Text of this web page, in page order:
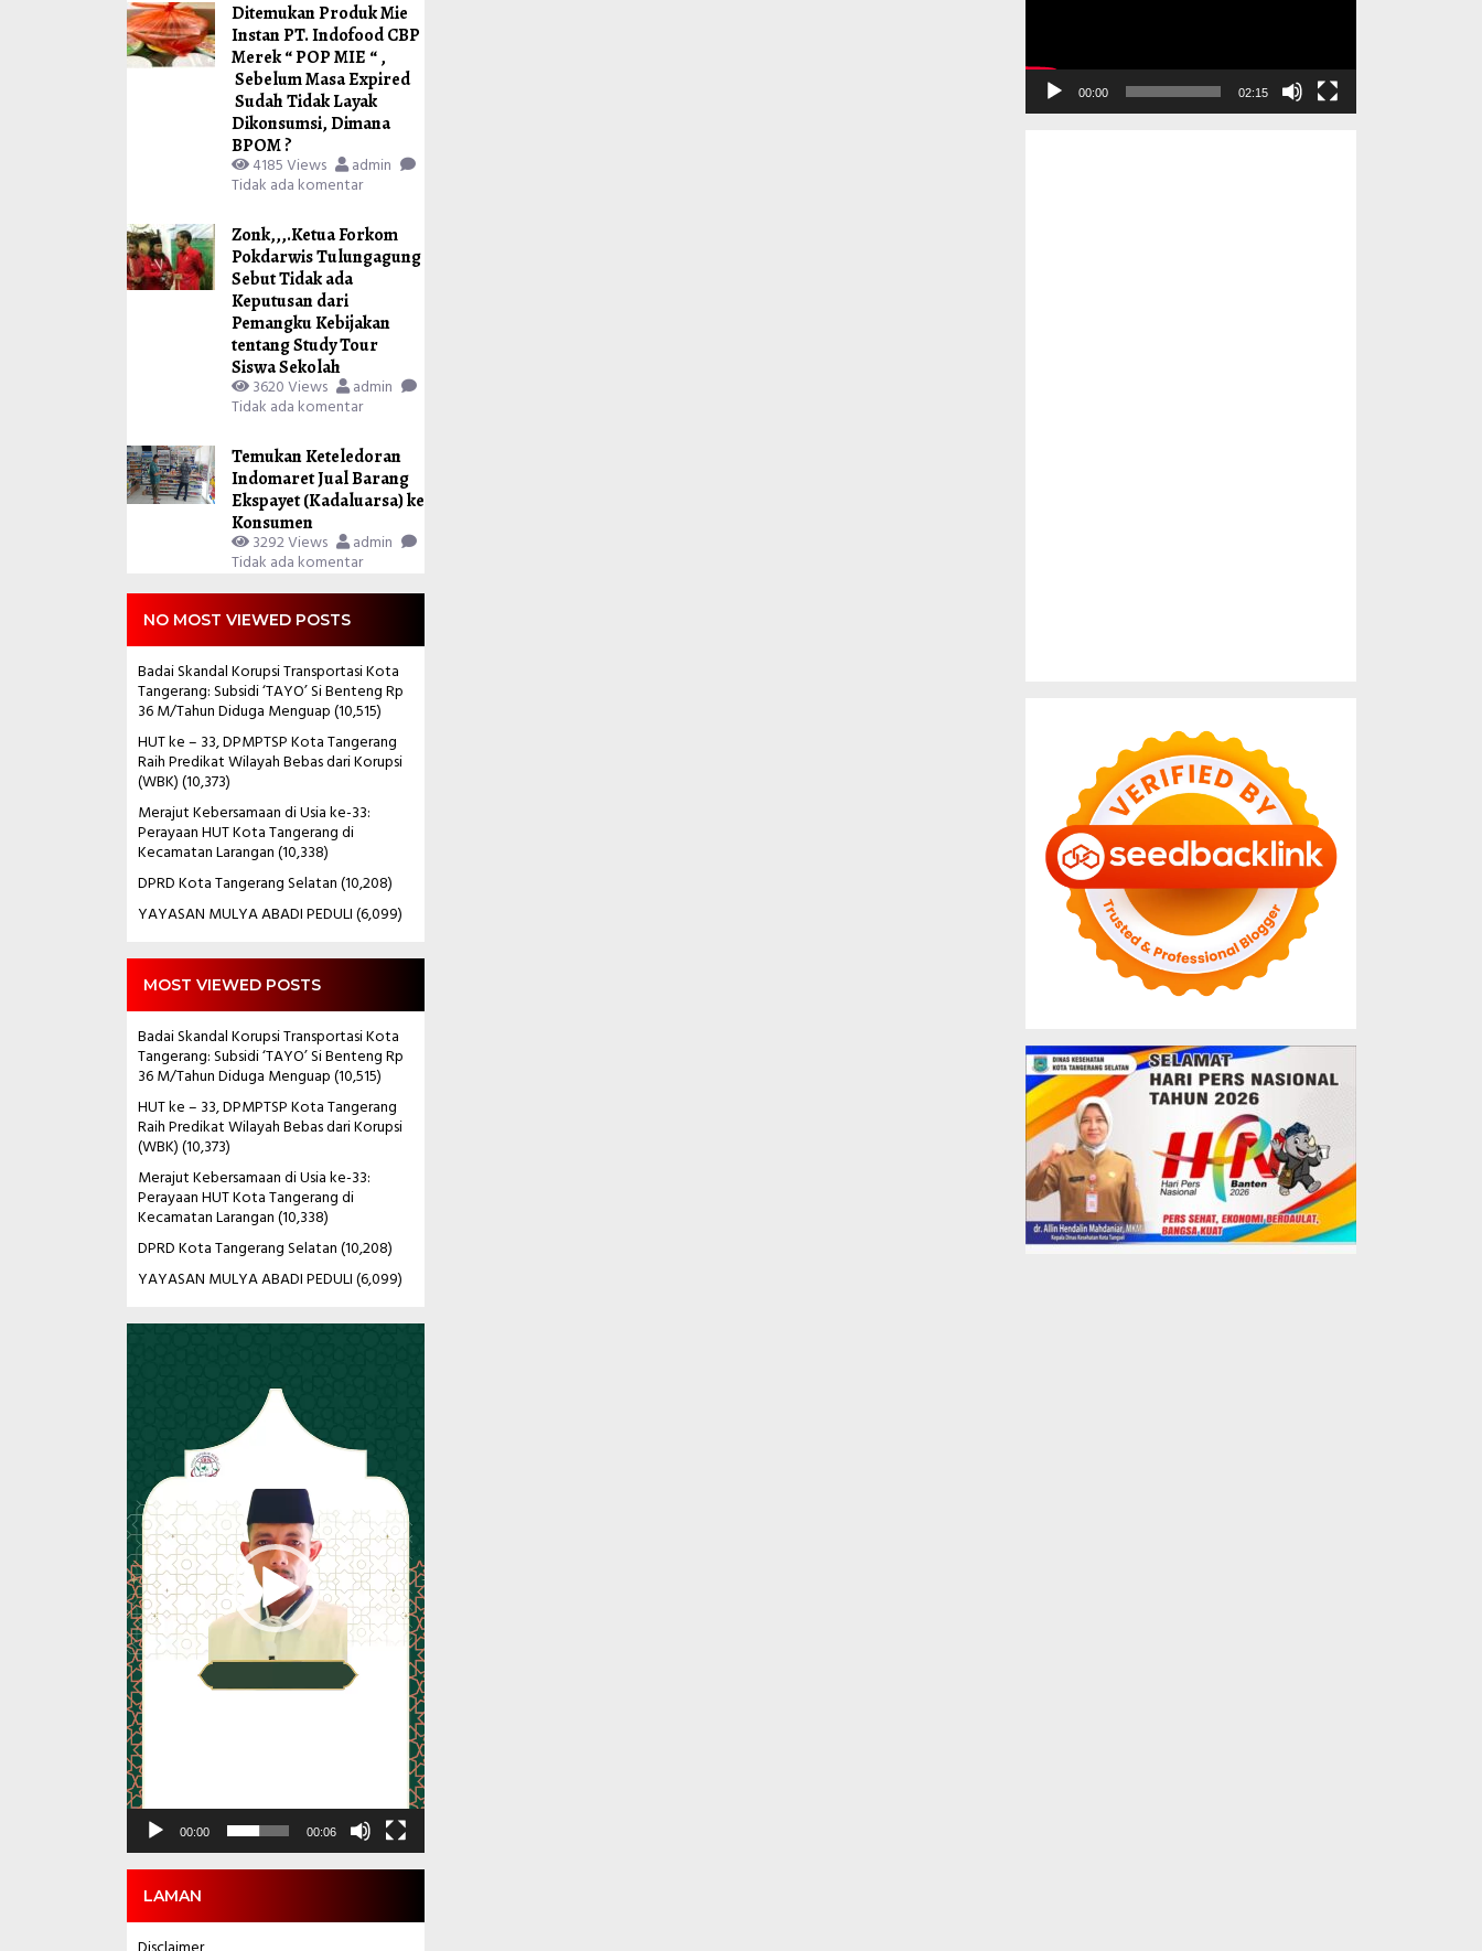
Ditemukan Produk Mie
Instan PT. Indofood CBP
Merek “ POP MIE “ ,
Sebelum Masa Expired
Sudah Tidak Layak
Dikonsumsi, Dimana
BPOM ?
4185 Views admin
Tidak ada komentar
Zonk,,,.Ketua Forkom
Pokdarwis Tulungagung
Sebut Tidak ada
Keputusan dari
Pemangku Kebijakan
tentang Study Tour
Siswa Sekolah
3620 Views admin
Tidak ada komentar
Temukan Keteledoran
Indomaret Jual Barang
Ekspayet (Kadaluarsa) ke
Konsumen
3292 Views admin
Tidak ada komentar
NO MOST VIEWED POSTS
Badai Skandal Korupsi Transportasi Kota
Tangerang: Subsidi ‘TAYO’ Si Benteng Rp
36 M/Tahun Diduga Menguap(10,515)
HUT ke – 33, DPMPTSP Kota Tangerang
Raih Predikat Wilayah Bebas dari Korupsi
(WBK)(10,373)
Merajut Kebersamaan di Usia ke-33:
Perayaan HUT Kota Tangerang di
Kecamatan Larangan(10,338)
DPRD Kota Tangerang Selatan(10,208)
YAYASAN MULYA ABADI PEDULI(6,099)
MOST VIEWED POSTS
Badai Skandal Korupsi Transportasi Kota
Tangerang: Subsidi ‘TAYO’ Si Benteng Rp
36 M/Tahun Diduga Menguap(10,515)
HUT ke – 33, DPMPTSP Kota Tangerang
Raih Predikat Wilayah Bebas dari Korupsi
(WBK)(10,373)
Merajut Kebersamaan di Usia ke-33:
Perayaan HUT Kota Tangerang di
Kecamatan Larangan(10,338)
DPRD Kota Tangerang Selatan(10,208)
YAYASAN MULYA ABADI PEDULI(6,099)
Pemutar
00:00 00:06
LAMAN
00:00 02:15